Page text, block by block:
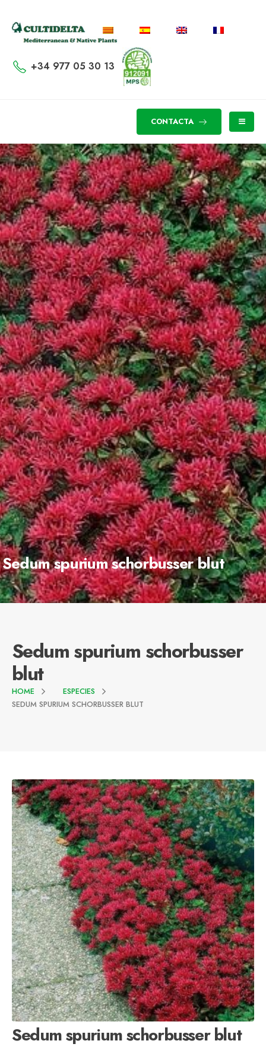
+34 977 05 30 13
CONTACTA
Sedum spurium schorbusser blut
Sedum spurium schorbusser
blut
HOME
ESPECIES
SEDUM SPURIUM SCHORBUSSER BLUT
Sedum spurium schorbusser blut